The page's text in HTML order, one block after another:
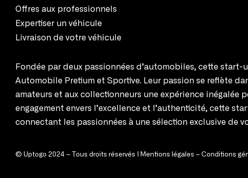
Offres aux professionnels
Expertiser un véhicule
Livraison de votre véhicule
Fondée par deux passionnées d’automobiles, cette
Automobile Pretium et Sportive. Leur passion se reflète
amateurs et aux collectionneurs une expérience inégalée
engagement envers l’excellence et l’authenticité, cette
connectant les passionnées à une sélection exclusive de
© Uptogo 2024 – Tous droits réservés | Mentions légales – Conditions